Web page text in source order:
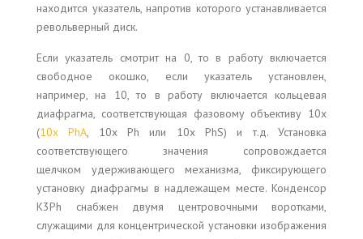
находится указатель, напротив которого устанавливается
револьверный диск.
Если указатель смотрит на 0, то в работу включается
свободное окошко, если указатель установлен,
например, на 10, то в работу включается кольцевая
диафрагма, соответствующая фазовому объективу 10x
(10x PhA, 10x Ph или 10x PhS) и т.д. Установка
соответствующего значения сопровождается
щелчком удерживающего механизма, фиксирующего
установку диафрагмы в надлежащем месте. Конденсор
K3Ph снабжен двумя центровочными воротками,
служащими для концентрической установки изображения